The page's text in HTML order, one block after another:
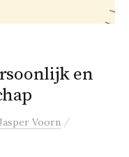
en
Voorn /